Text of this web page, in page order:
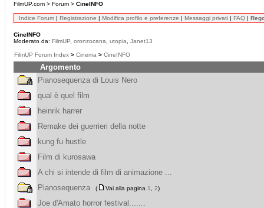
FilmUP.com > Forum > CineINFO
Indice Forum | Registrazione | Modifica profilo e preferenze | Messaggi privati | FAQ |
CineINFO
Moderato da: FilmUP oronzocana utopia Janet13
FilmUP Forum Index > Cinema > CineINFO
Argomento
Pianosequenza di Louis Nero
qual è quel film
heinrik harrer
Remake dei guerrieri della notte
kung fu hustle
Film di kurosawa
A chi si intende di film di animazione ...
Pianosequenza
( Vai alla pagina 1 2)
Joe d'Amato horror festival.......